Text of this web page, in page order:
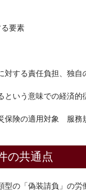
要素
する責任負担、独自
という意味での経済的
険の適用対象 服務
の共通点
の「偽装請負」の労